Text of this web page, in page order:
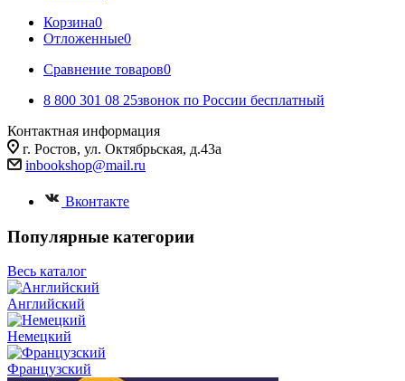
Корзина0
Отложенные0
Сравнение товаров0
8 800 301 08 25звонок по России бесплатный
Контактная информация
г. Ростов, ул. Октябрьская, д.43а
inbookshop@mail.ru
Вконтакте
Популярные категории
Весь каталог
Английский
Немецкий
Французский